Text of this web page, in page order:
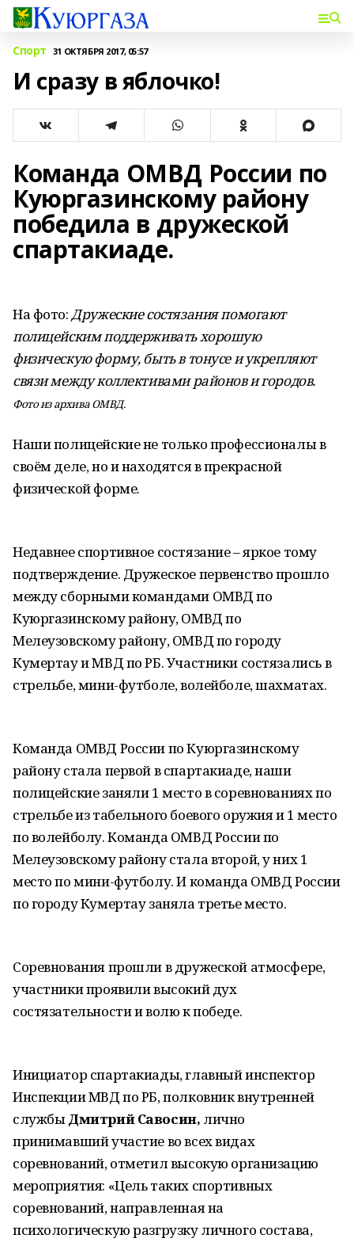
Спорт 31 ОКТЯБРЯ 2017, 05:57
И сразу в яблочко!
Команда ОМВД России по
Куюргазинскому району
победила в дружеской
cпартакиаде.
На фото:Дружеские состязания помогают
полицейским поддерживать хорошую
физическую форму, быть в тонусе и укрепляют
связи между коллективами районов и городов.
Фото из архива ОМВД.
Наши полицейские не только профессионалы в
своём деле, но и находятся в прекрасной
физической форме.
Недавнее спортивное состязание – яркое тому
подтверждение. Дружеское первенство прошло
между сборными командами ОМВД по
Куюргазинскому району, ОМВД по
Мелеузовскому району, ОМВД по городу
Кумертау и МВД по РБ. Участники состязались в
стрельбе, мини-футболе, волейболе, шахматах.
Команда ОМВД России по Куюргазинскому
району стала первой в cпартакиаде, наши
полицейские заняли 1 место в соревнованиях по
стрельбе из табельного боевого оружия и 1 место
по волейболу. Команда ОМВД России по
Мелеузовскому району стала второй, у них 1
место по мини-футболу. И команда ОМВД России
по городу Кумертау заняла третье место.
Соревнования прошли в дружеской атмосфере,
участники проявили высокий дух
состязательности и волю к победе.
Инициатор cпартакиады, главный инспектор
Инспекции МВД по РБ, полковник внутренней
службыДмитрий Савосин, лично
принимавший участие во всех видах
соревнований, отметил высокую организацию
мероприятия: «Цель таких спортивных
соревнований, направленная на
психологическую разгрузку личного состава,